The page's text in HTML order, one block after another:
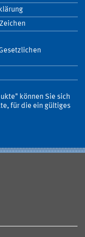
können Sie sich
für die ein gültiges